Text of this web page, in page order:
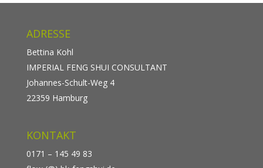
ADRESSE
Bettina Kohl
IMPERIAL FENG SHUI CONSULTANT
Johannes-Schult-Weg 4
22359 Hamburg
KONTAKT
0171 – 145 49 83